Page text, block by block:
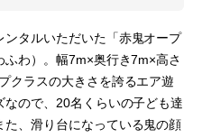
タルいただいた「赤鬼オープ
わ）。幅7m×奥行き7m×高さ
クラスの大きさを誇るエア遊
ので、20名くらいの子ども達
、滑り台になっている鬼の顔